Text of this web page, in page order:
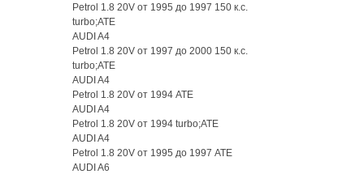
Petrol 1.8 20V от 1995 до 1997 150 к.с.
turbo;ATE
AUDI A4
Petrol 1.8 20V от 1997 до 2000 150 к.с.
turbo;ATE
AUDI A4
Petrol 1.8 20V от 1994 ATE
AUDI A4
Petrol 1.8 20V от 1994 turbo;ATE
AUDI A4
Petrol 1.8 20V от 1995 до 1997 ATE
AUDI A6